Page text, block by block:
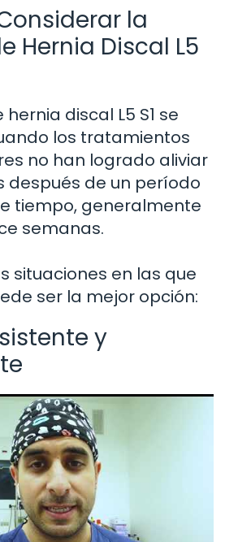
la
Hernia Discal L5
discal L5 S1 se
los tratamientos
no han logrado aliviar
después de un período
tiempo, generalmente
semanas.
situaciones en las que
ser la mejor opción:
y